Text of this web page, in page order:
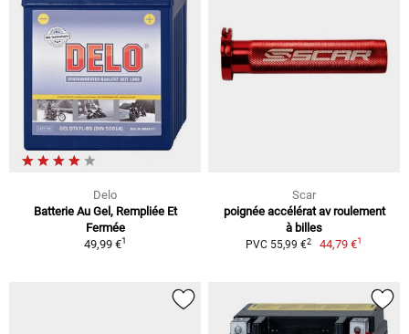
Delo
Batterie Au Gel, Rempliée Et
Fermée
49,99 €1
Scar
poignée accélérat av roulement
à billes
PVC 55,99 €2 44,79 €1